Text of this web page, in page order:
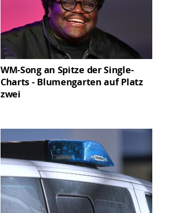
WM-Song an Spitze der Single-
Charts - Blumengarten auf Platz
zwei